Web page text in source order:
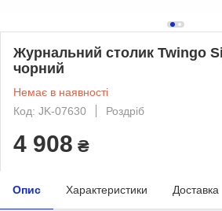
Журнальний столик Twingo
чорний
Немає в наявності
Код: JK-07630
Роздріб
4 908 ₴
Опис Характеристики Доставка